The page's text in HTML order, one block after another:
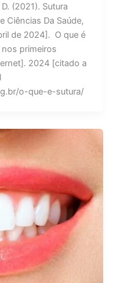
(2021). Sutura
Ciências Da Saúde,
de 2024]. O que é
primeiros
2024 [citado a
o-que-e-sutura/